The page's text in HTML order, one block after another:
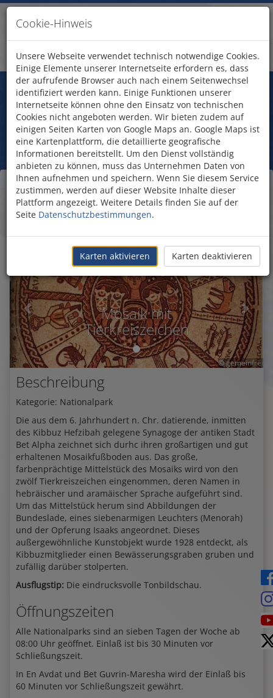
Bet Alpha Synagoge
Fragen?
Treten Sie mit uns in Kontakt!
Die zwölf Tierkreiszeichen
im Mosaik
© gemeinfrei
Mosaik mit
Tierkreiszeichen
Beschreibung
Kategorie: Nationalpark
Die aus dem 6. Jahrhundert n. Chr. datierende, inmitten
des Kibbuz Hefzibah gelegene Synagoge der antiken Stadt
Bet Alpha zeichnet sich durhc ihren großartigen und gut
erhaltenen Mosaikfußboden aus. Das große,
farbenprächtige Mittelstück des Mosaiks wird von den
zwölf Tierkreiszeichen eingenommen, deren Namen in
hebräischer und aramäischer Sprache aufgeführt sind.
Um das Mittelstück herum sind Abbildungen der
Bundeslade, eines siebenarmigen Leuchters (Menorah)
und der Opferung Isaaks angeordnet. Dieses
außergewöhnliche Kunstobjekt wurde 1928 entdeckt, als
Kibbuzmitglieder einen Bewässerungsgraben gruben und
zufällig darüber stolperten.
Ausflugstip: Die eindrucksvolle Tonbildschau.
Öffnungszeiten
Alle Nationalparks sind an sieben Tagen der Woche ab
08:00 Uhr geöffnet. Einlaß ist bis 30 Minuten vor
Schließungszeit.
In En Avdat und Bet Guvrin-Maresha wird der Einlaß bis
60 Minuten vor Schließungszeit gewährt.
Cookie-Hinweis
Unsere Webseite verwendet technisch notwendige Cookies.
Einige Elemente unserer Internetseite erfordern es, dass
der aufrufende Browser auch nach einem Seitenwechsel
identifiziert werden kann. Einige Funktionen unserer
Internetseite können ohne den Einsatz von technischen
Cookies nicht angeboten werden. Wir bieten zudem auf
einigen Seiten Karten von Google Maps an. Google Maps ist
eine Kartenplattform, die detaillierte geografische
Informationen bereitstellt. Um den Dienst vollständig
anbieten zu können, muss das Unternehmen Daten von
Ihnen aufnehmen und speichern. Wenn Sie diesem Service
zustimmen, werden auf dieser Website Inhalte dieser
Plattform angezeigt. Weitere Details finden Sie auf der
Seite Datenschutzbestimmungen.
Karten deaktivieren
Karten aktivieren